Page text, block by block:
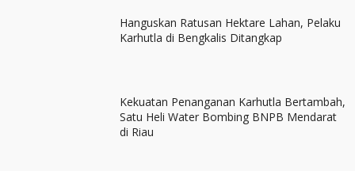
Hanguskan Ratusan Hektare Lahan, Pelaku
Karhutla di Bengkalis Ditangkap
Kekuatan Penanganan Karhutla Bertambah,
Satu Heli Water Bombing BNPB Mendarat
di Riau